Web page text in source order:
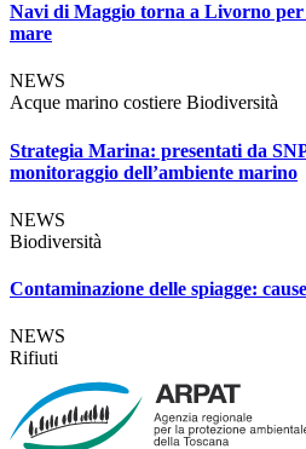
Navi di Maggio torna a Livorno
mare
NEWS
Acque marino costiere Biodiversità
Strategia Marina: presentati da
monitoraggio dell’ambiente marino
NEWS
Biodiversità
Contaminazione delle spiagge:
NEWS
Rifiuti